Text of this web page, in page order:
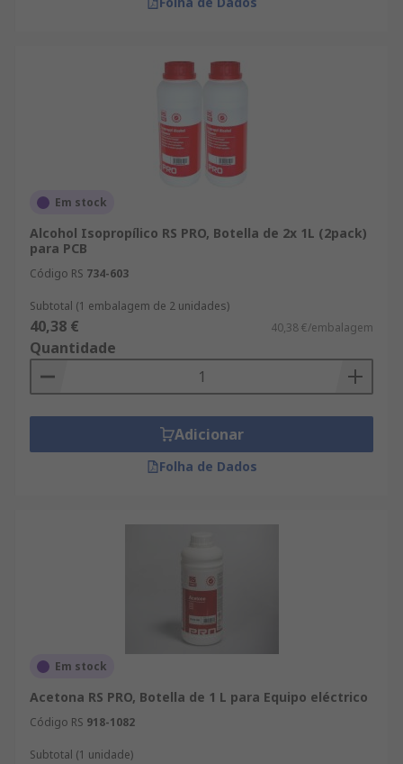
Em stock
Alcohol Isopropílico RS PRO, Botella de 2x 1L (2pack)
para PCB
Código RS 734-603
Subtotal (1 embalagem de 2 unidades)
40,38 € 40,38 €/embalagem
Quantidade
Adicionar
Folha de Dados
Em stock
Acetona RS PRO, Botella de 1 L para Equipo eléctrico
Código RS 918-1082
Subtotal (1 unidade)